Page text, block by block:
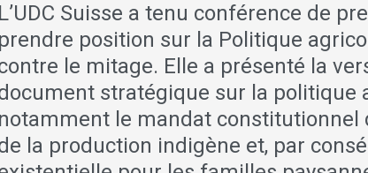
L’UDC Suisse a tenu conférence de
prendre position sur la Politique
le mitage. Elle a présenté la
stratégique sur la politique
notamment le mandat
la production indigène et, par